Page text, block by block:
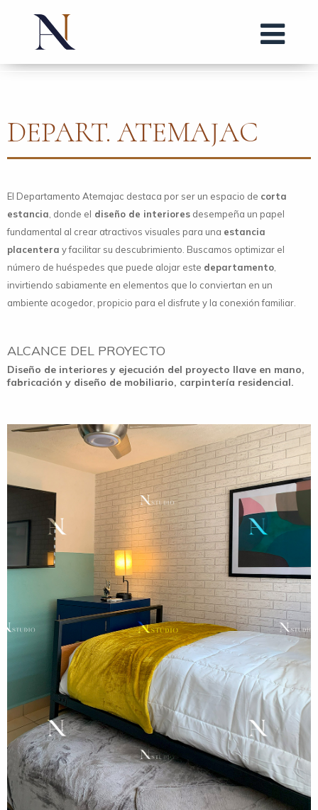
DEPART. ATEMAJAC
El Departamento Atemajac destaca por ser un espacio de corta
estancia , donde el diseño de interiores desempeña un papel
fundamental al crear atractivos visuales para una estancia
placentera y facilitar su descubrimiento. Buscamos optimizar el
número de huéspedes que puede alojar este departamento
invirtiendo sabiamente en elementos que lo conviertan en un
ambiente acogedor, propicio para el disfrute y la conexión familiar.
ALCANCE DEL PROYECTO
Diseño de interiores y ejecución del proyecto llave en mano,
fabricación y diseño de mobiliario, carpintería residencial.